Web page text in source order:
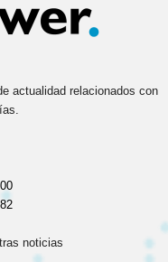
actualidad relacionados con
noticias